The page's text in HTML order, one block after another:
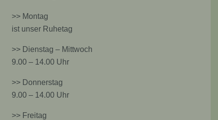
>> Montag
ist unser Ruhetag
>> Dienstag – Mittwoch
9.00 – 14.00 Uhr
>> Donnerstag
9.00 – 14.00 Uhr
>> Freitag